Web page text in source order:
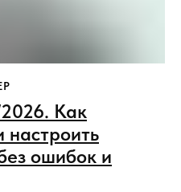
Как
настроить
ошибок и